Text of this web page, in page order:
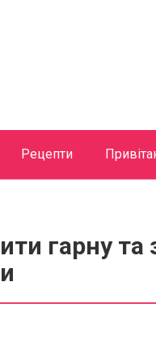
Рецепти
гарну та